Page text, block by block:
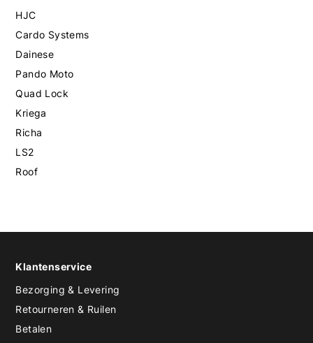
HJC
Cardo Systems
Dainese
Pando Moto
Quad Lock
Kriega
Richa
LS2
Roof
Klantenservice
Bezorging & Levering
Retourneren & Ruilen
Betalen